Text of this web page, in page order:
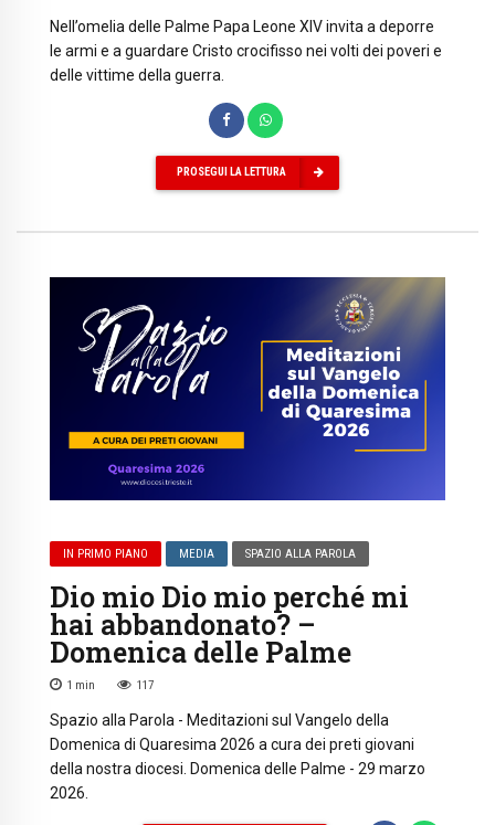
Nell’omelia delle Palme Papa Leone XIV invita a deporre
le armi e a guardare Cristo crocifisso nei volti dei poveri e
delle vittime della guerra.
PROSEGUI LA LETTURA
IN PRIMO PIANO MEDIA SPAZIO ALLA PAROLA
Dio mio Dio mio perché mi
hai abbandonato? –
Domenica delle Palme
1 min 117
Spazio alla Parola - Meditazioni sul Vangelo della
Domenica di Quaresima 2026 a cura dei preti giovani
della nostra diocesi. Domenica delle Palme - 29 marzo
2026.